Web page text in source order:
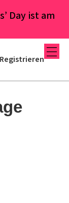
Day ist am
Registrieren